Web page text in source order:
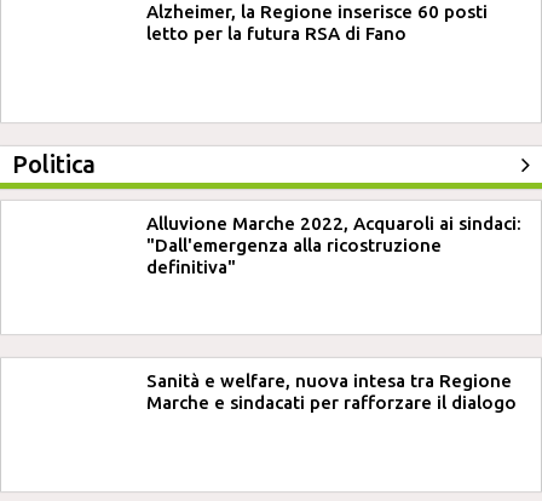
Alzheimer, la Regione inserisce 60 posti
letto per la futura RSA di Fano
Politica
Alluvione Marche 2022, Acquaroli ai sindaci:
"Dall'emergenza alla ricostruzione
definitiva"
Sanità e welfare, nuova intesa tra Regione
Marche e sindacati per rafforzare il dialogo